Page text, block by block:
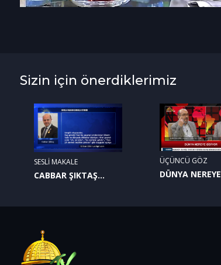
Sizin için önerdiklerimiz
SESLİ MAKALE
CABBAR ŞIKTAŞ
ÜÇÜNCÜ GÖZ
DÜNYA NEREYE